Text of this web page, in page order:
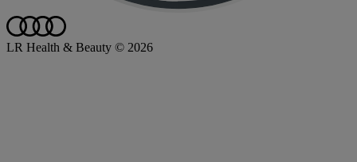
LR Health & Beauty © 2026